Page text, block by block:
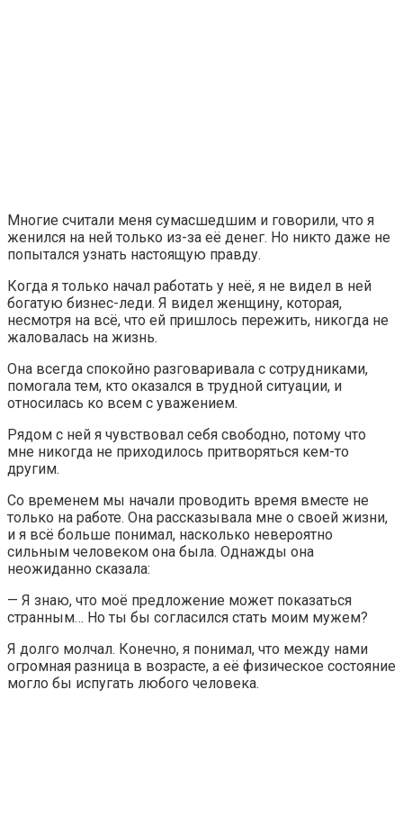
Многие считали меня сумасшедшим и говорили, что я
женился на ней только из-за её денег. Но никто даже не
попытался узнать настоящую правду.
Когда я только начал работать у неё, я не видел в ней
богатую бизнес-леди. Я видел женщину, которая,
несмотря на всё, что ей пришлось пережить, никогда не
жаловалась на жизнь.
Она всегда спокойно разговаривала с сотрудниками,
помогала тем, кто оказался в трудной ситуации, и
относилась ко всем с уважением.
Рядом с ней я чувствовал себя свободно, потому что
мне никогда не приходилось притворяться кем-то
другим.
Со временем мы начали проводить время вместе не
только на работе. Она рассказывала мне о своей жизни,
и я всё больше понимал, насколько невероятно
сильным человеком она была. Однажды она
неожиданно сказала:
— Я знаю, что моё предложение может показаться
странным… Но ты бы согласился стать моим мужем?
Я долго молчал. Конечно, я понимал, что между нами
огромная разница в возрасте, а её физическое состояние
могло бы испугать любого человека.